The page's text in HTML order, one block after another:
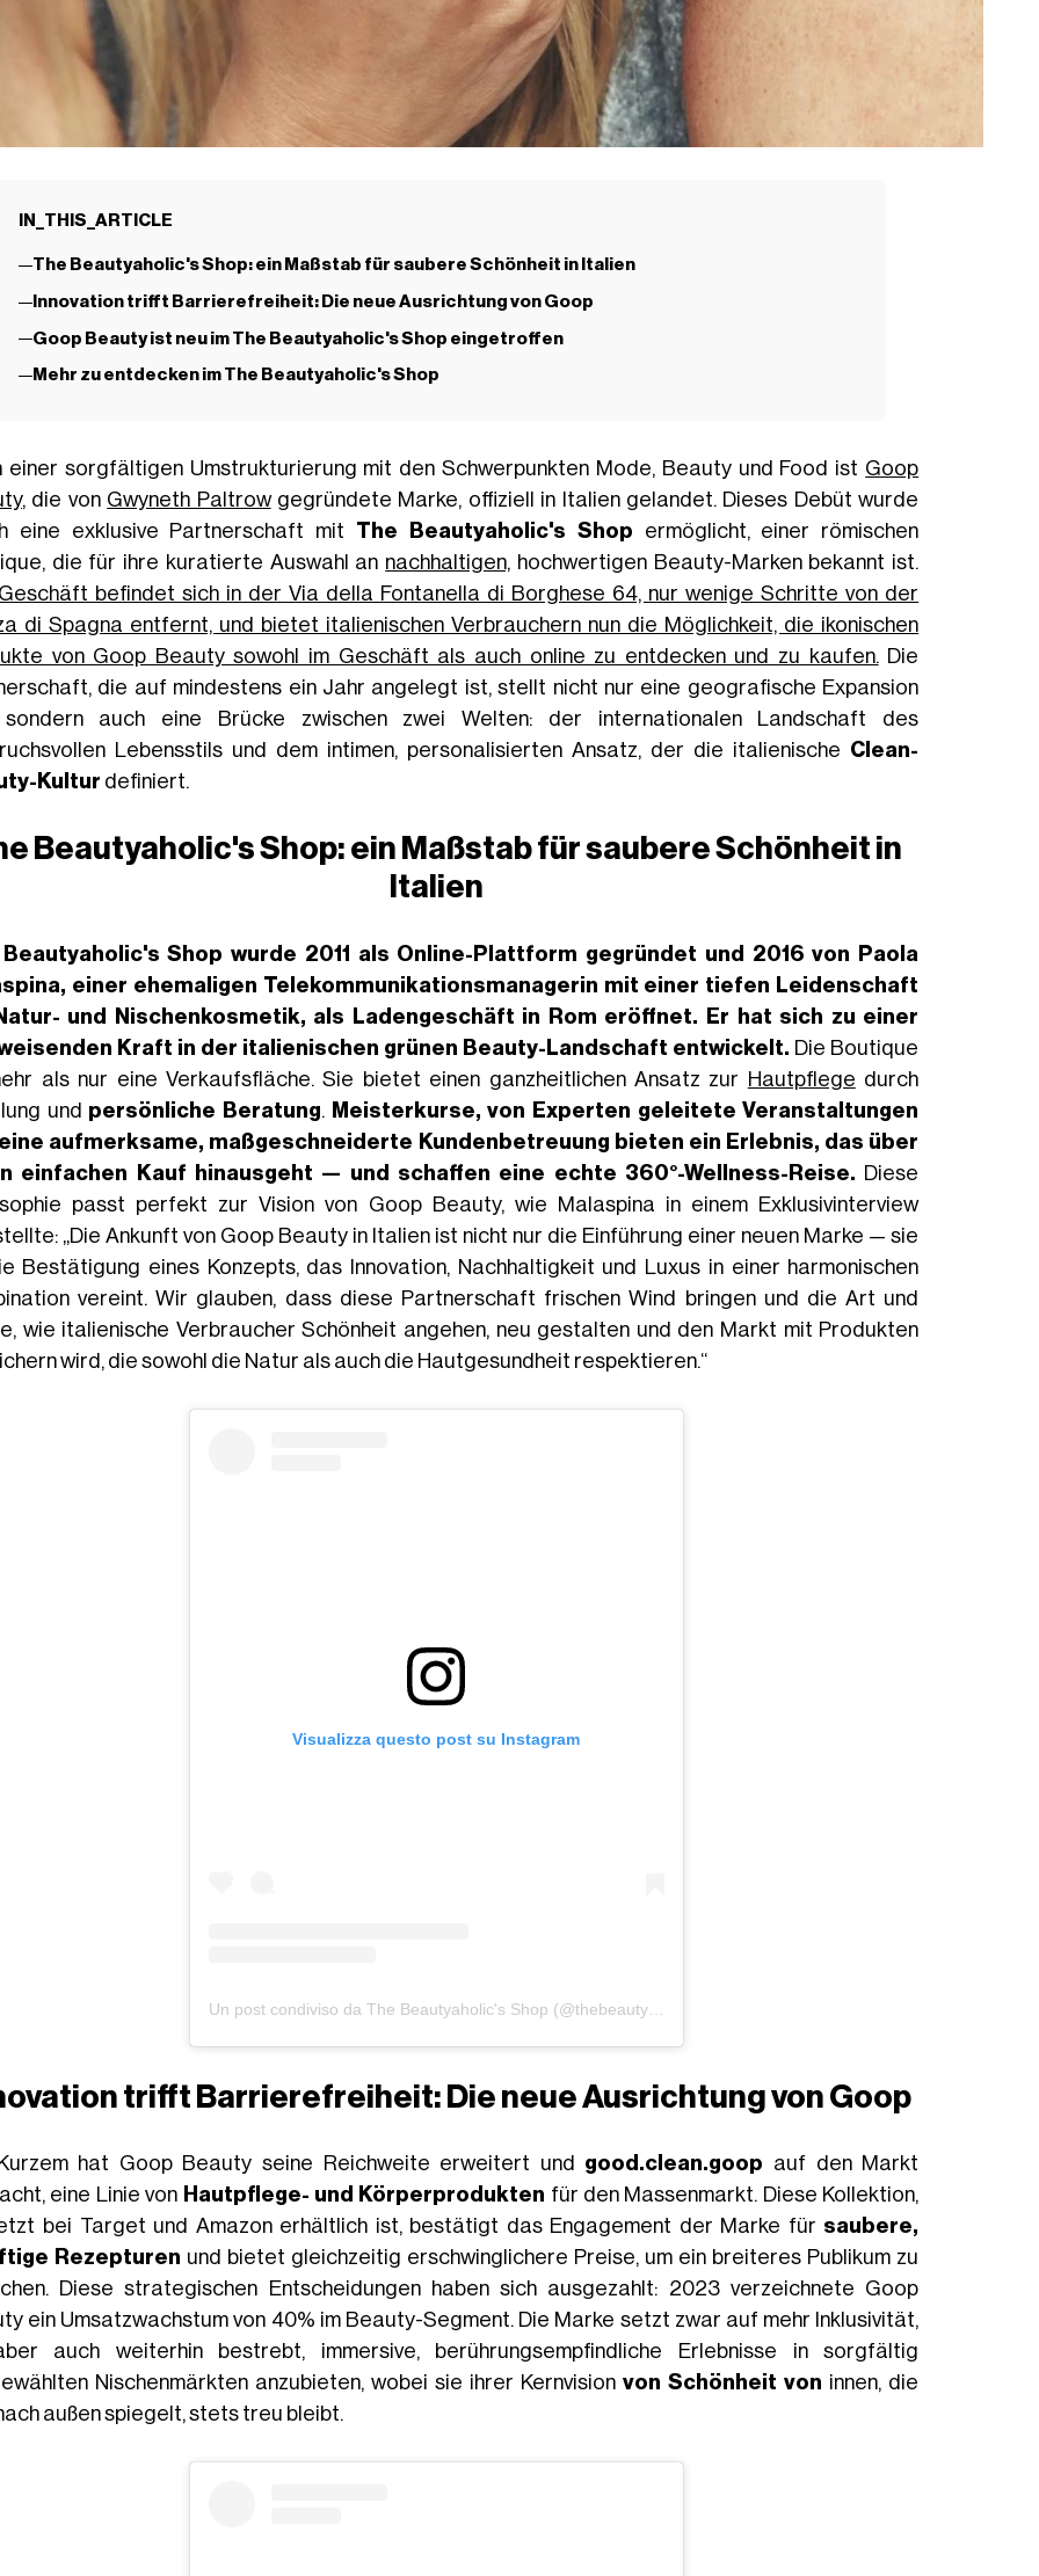
IN_THIS_ARTICLE
The Beautyaholic's Shop: ein Maßstab für saubere Schönheit in Italien
Innovation trifft Barrierefreiheit: Die neue Ausrichtung von Goop
Goop Beauty ist neu im The Beautyaholic's Shop eingetroffen
Mehr zu entdecken im The Beautyaholic's Shop
einer sorgfältigen Umstrukturierung mit den Schwerpunkten Mode, Beauty und Food ist Goop
, die von Gwyneth Paltrowgegründete Marke, offiziell in Italien gelandet. Dieses Debüt wurde
eine exklusive Partnerschaft mit The Beautyaholic's Shop ermöglicht, einer römischen
die für ihre kuratierte Auswahl an nachhaltigen, hochwertigen Beauty-Marken bekannt ist.
befindet sich in der Via della Fontanella di Borghese 64, nur wenige Schritte von der
di Spagna entfernt, und bietet italienischen Verbrauchern nun die Möglichkeit, die ikonischen
von Goop Beauty sowohl im Geschäft als auch online zu entdecken und zu kaufen.Die
die auf mindestens ein Jahr angelegt ist, stellt nicht nur eine geografische Expansion
auch eine Brücke zwischen zwei Welten: der internationalen Landschaft des
Lebensstils und dem intimen, personalisierten Ansatz, der die italienische Clean-
Kultur definiert.
Beautyaholic's Shop: ein Maßstab für saubere Schönheit in
Italien
Shop wurde 2011 als Online-Plattform gegründet und 2016 von
Paola
, einer ehemaligen Telekommunikationsmanagerin mit einer tiefen Leidenschaft
und Nischenkosmetik, als Ladengeschäft in Rom eröffnet. Er hat sich zu einer
Kraft in der italienischen grünen Beauty-Landschaft entwickelt. Die Boutique
als nur eine Verkaufsfläche. Sie bietet einen ganzheitlichen Ansatz zur
Hautpflege durch
und persönliche Beratung. Meisterkurse, von Experten geleitete Veranstaltungen
aufmerksame, maßgeschneiderte Kundenbetreuung bieten ein Erlebnis, das über
einfachen Kauf hinausgeht — und schaffen eine echte 360°-Wellness-Reise. Diese
passt perfekt zur Vision von Goop Beauty, wie Malaspina in einem Exklusivinterview
„Die Ankunft von Goop Beauty in Italien ist nicht nur die Einführung einer neuen Marke — sie
Bestätigung eines Konzepts, das Innovation, Nachhaltigkeit und Luxus in einer harmonischen
vereint. Wir glauben, dass diese Partnerschaft frischen Wind bringen und die Art und
wie italienische Verbraucher Schönheit angehen, neu gestalten und den Markt mit Produkten
wird, die sowohl die Natur als auch die Hautgesundheit respektieren.“
Visualizza questo post su Instagram
Un post condiviso da The Beautyaholic's Shop (@thebeautyaholicsshop)
trifft Barrierefreiheit: Die neue Ausrichtung von Goop
hat Goop Beauty seine Reichweite erweitert und good.clean.goop auf den Markt
eine Linie von Hautpflege- und Körperprodukten für den Massenmarkt. Diese Kollektion,
bei Target und Amazon erhältlich ist, bestätigt das Engagement der Marke für saubere,
Rezepturen und bietet gleichzeitig erschwinglichere Preise, um ein breiteres Publikum zu
Diese strategischen Entscheidungen haben sich ausgezahlt: 2023 verzeichnete Goop
ein Umsatzwachstum von 40% im Beauty-Segment. Die Marke setzt zwar auf mehr Inklusivität,
auch weiterhin bestrebt, immersive, berührungsempfindliche Erlebnisse in sorgfältig
Nischenmärkten anzubieten, wobei sie ihrer Kernvisionvon Schönheit von innen, die
außen spiegelt, stets treu bleibt.